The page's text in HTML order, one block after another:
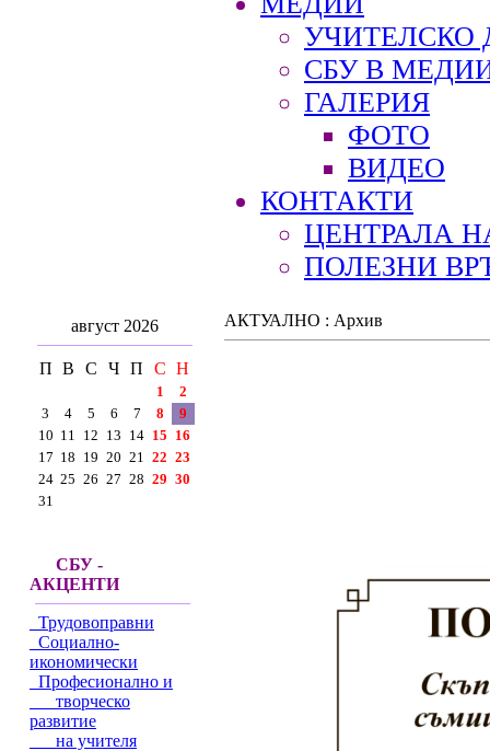
УЧИТЕЛСКО
СБУ В
ГАЛЕРИЯ
ФОТО
ВИДЕО
КОНТАКТИ
ЦЕНТРАЛА
ПОЛЕЗНИ
август 2026
П В С Ч П С Н
1
2
3
4 5 6 7 8
9
10 11 12 13 14 15 16
17 18 19 20 21 22 23
24 25 26 27 28 29 30
31
СБУ -
АКЦЕНТИ
Трудовоправни
Социално-
икономически
Професионално и
творческо
развитие
на учителя
АКТУАЛНО : Архив